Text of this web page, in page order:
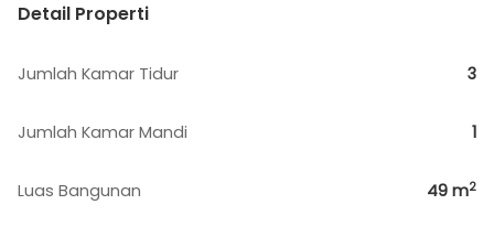
Detail Properti
Jumlah Kamar Tidur 3
Jumlah Kamar Mandi 1
Luas Bangunan 49 m2